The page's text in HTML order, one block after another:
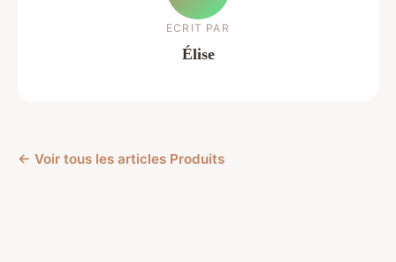
ECRIT PAR
Élise
← Voir tous les articles Produits